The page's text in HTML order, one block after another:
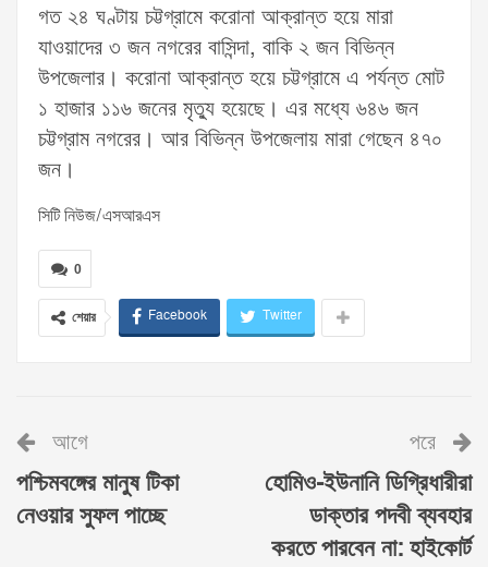
গত ২৪ ঘণ্টায় চট্টগ্রামে করোনা আক্রান্ত হয়ে মারা
যাওয়াদের ৩ জন নগরের বাসিন্দা, বাকি ২ জন বিভিন্ন
উপজেলার। করোনা আক্রান্ত হয়ে চট্টগ্রামে এ পর্যন্ত মোট
১ হাজার ১১৬ জনের মৃত্যু হয়েছে। এর মধ্যে ৬৪৬ জন
চট্টগ্রাম নগরের। আর বিভিন্ন উপজেলায় মারা গেছেন ৪৭০
জন।
সিটি নিউজ/এসআরএস
0
শেয়ার Facebook Twitter
আগে
পশ্চিমবঙ্গের মানুষ টিকা
নেওয়ার সুফল পাচ্ছে
পরে
হোমিও-ইউনানি ডিগ্রিধারীরা
ডাক্তার পদবী ব্যবহার
করতে পারবেন না: হাইকোর্ট